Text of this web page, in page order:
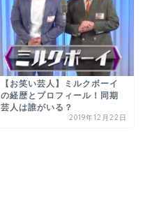
【お笑い芸人】ミルクボーイ
の経歴とプロフィール！同期
芸人は誰がいる？
2019年12月22日